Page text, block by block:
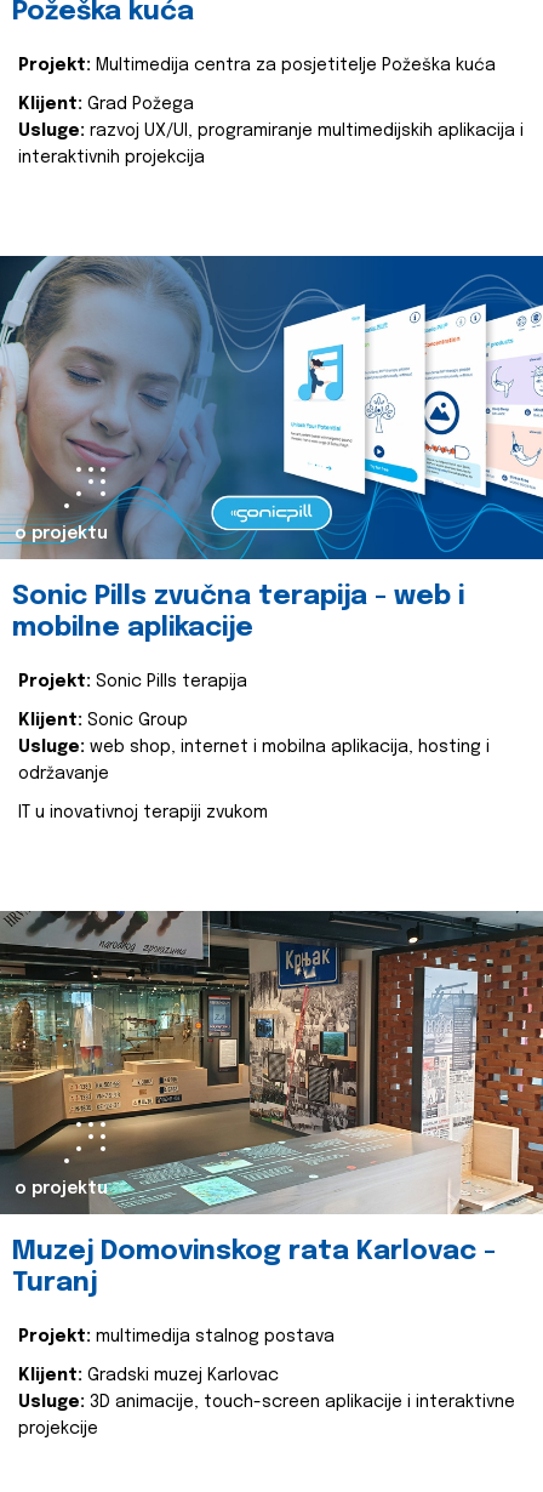
Požeška kuća
Projekt: Multimedija centra za posjetitelje Požeška kuća
Klijent: Grad Požega
Usluge: razvoj UX/UI, programiranje multimedijskih aplikacija i
interaktivnih projekcija
o projektu
Sonic Pills zvučna terapija - web i
mobilne aplikacije
Projekt: Sonic Pills terapija
Klijent: Sonic Group
Usluge: web shop, internet i mobilna aplikacija, hosting i
održavanje
IT u inovativnoj terapiji zvukom
o projektu
Muzej Domovinskog rata Karlovac -
Turanj
Projekt: multimedija stalnog postava
Klijent: Gradski muzej Karlovac
Usluge: 3D animacije, touch-screen aplikacije i interaktivne
projekcije